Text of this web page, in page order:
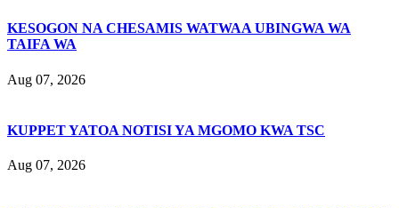
KESOGON NA CHESAMIS WATWAA UBINGWA WA
TAIFA WA
Aug 07, 2026
KUPPET YATOA NOTISI YA MGOMO KWA TSC
Aug 07, 2026